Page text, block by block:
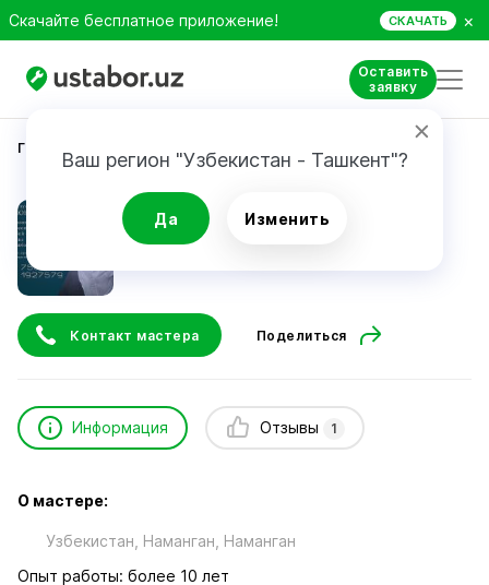
Скачайте бесплатное приложение! СКАЧАТЬ ×
Оставить
заявку
Ваш регион "Узбекистан - Ташкент"?
Да Изменить
Главная Ремонт техники
Абдулазиз
отзыв
Контакт мастера Поделиться
Информация Отзывы 1
О мастере:
Узбекистан, Наманган, Наманган
Опыт работы: более 10 лет